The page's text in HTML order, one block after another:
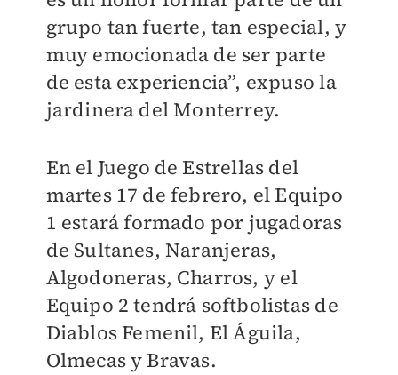
grupo tan fuerte, tan especial, y
muy emocionada de ser parte
de esta experiencia”, expuso la
jardinera del Monterrey.
En el Juego de Estrellas del
martes 17 de febrero, el Equipo
1 estará formado por jugadoras
de Sultanes, Naranjeras,
Algodoneras, Charros, y el
Equipo 2 tendrá softbolistas de
Diablos Femenil, El Águila,
Olmecas y Bravas.